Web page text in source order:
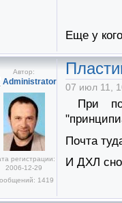
Еще у
Автор:
Administrator
регистрации:
2006-12-29
1419
07 июл 11,
При
Почта
И ДХЛ